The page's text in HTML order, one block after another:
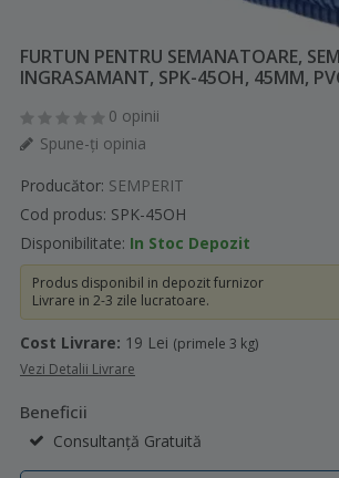
FURTUN PENTRU SEMANATOARE,
INGRASAMANT, SPK-45OH, 45MM,
0 opinii
Spune-ţi opinia
Producător: SEMPERIT
Cod produs: SPK-45OH
Disponibilitate: In Stoc Depozit
Produs disponibil in depozit furnizor
Livrare in 2-3 zile lucratoare.
Cost Livrare: 19 Lei (primele 3 kg)
Vezi Detalii Livrare
Beneficii
Consultanță Gratuită